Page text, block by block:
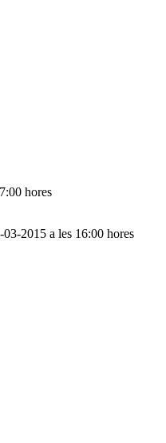
hores
2015 a les 16:00 hores